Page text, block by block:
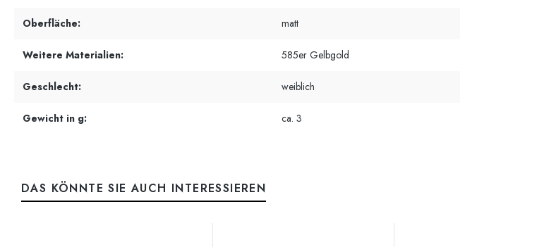
Oberfläche: matt
Weitere Materialien: 585er Gelbgold
Geschlecht: weiblich
Gewicht in g: ca. 3
DAS KÖNNTE SIE AUCH INTERESSIEREN